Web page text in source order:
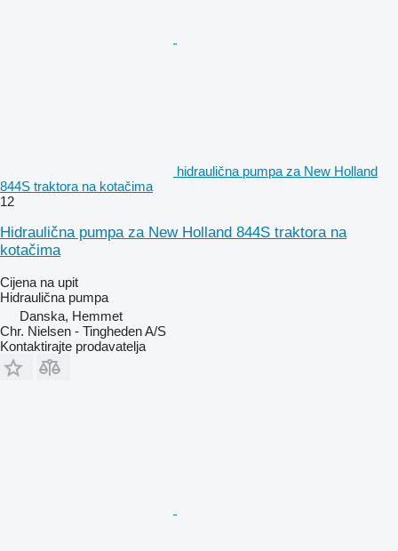
hidraulična pumpa za New Holland
844S traktora na kotačima
12
Hidraulična pumpa za New Holland 844S traktora na
kotačima
Cijena na upit
Hidraulična pumpa
Danska, Hemmet
Chr. Nielsen - Tingheden A/S
Kontaktirajte prodavatelja